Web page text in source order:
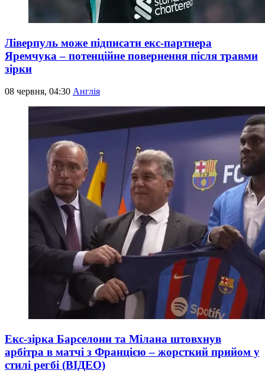
Ліверпуль може підписати екс-партнера
Яремчука – потенційне повернення після травми
зірки
08 червня, 04:30 Англія
Екс-зірка Барселони та Мілана штовхнув
арбітра в матчі з Францією – жорсткий прийом у
стилі регбі (ВІДЕО)